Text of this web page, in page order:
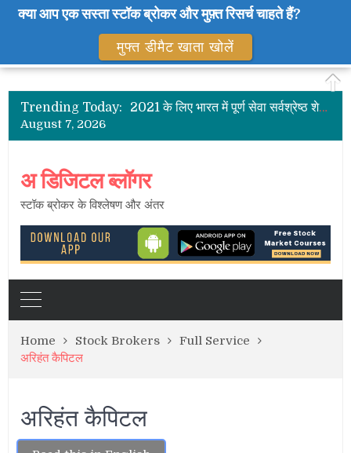
Trending Today:
भारत में स्टॉक ब्रोकर – सक्रिय ग्राहकों की सूची
भारत के शेयर दलाल
2021 के लिए भारत में पूर्ण सेवा सर्वश्रेष्ठ शेयर ब्रोकर
भारत में सबसे कम ब्रोकरेज चार्ज
भारत के शेयर दलाल
August 7, 2026
अ डिजिटल ब्लॉगर
स्टॉक ब्रोकर के विश्लेषण और अंतर
Home Stock Brokers
Full Service
अरिहंत कैपिटल
अरिहंत कैपिटल
क्या आप एक सस्ता स्टॉक ब्रोकर और मुफ़्त रिसर्च चाहते हैं?
मुफ्त डीमैट खाता खोलें